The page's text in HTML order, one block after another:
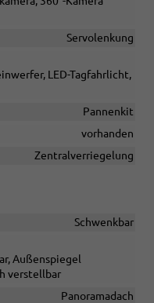
Servolenkung
LED-Tagfahrlicht,
Pannenkit
vorhanden
Zentralverriegelung
Schwenkbar
Außenspiegel
verstellbar
Panoramadach